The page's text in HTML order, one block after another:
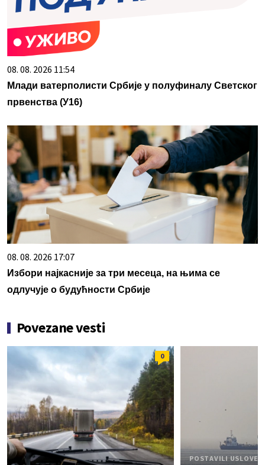
08. 08. 2026 11:54
Млади ватерполисти Србије у полуфиналу Светског
првенства (У16)
08. 08. 2026 17:07
Избори најкасније за три месеца, на њима се
одлучује о будућности Србије
Povezane vesti
0
POSTAVILI USLOVE